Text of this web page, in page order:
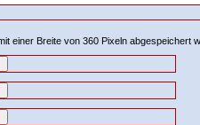
einer Breite von 360 Pixeln abgespeichert